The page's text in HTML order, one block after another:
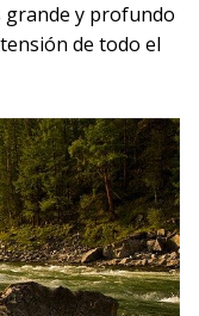
grande y profundo
de todo el